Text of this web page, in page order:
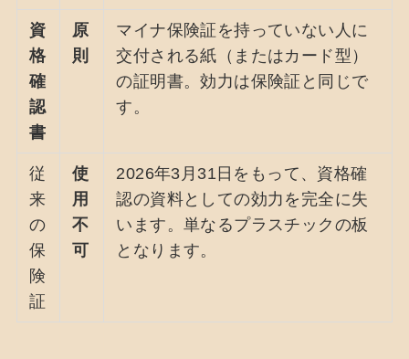
資
格
確
認
書
原
則
マイナ保険証を持っていない人に
交付される紙（またはカード型）
の証明書。効力は保険証と同じで
す。
従
来
の
保
険
証
使
用
不
可
2026年3月31日をもって、資格確
認の資料としての効力を完全に失
います。単なるプラスチックの板
となります。